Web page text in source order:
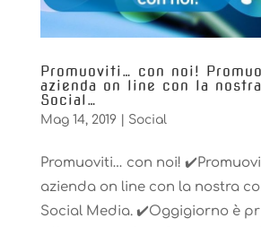
Promuoviti… con noi!
azienda on line con la
Social…
Mag 14, 2019| Social
Promuoviti… con noi!
azienda on line con la nostra
Social Media. ✔️Oggigiorno è